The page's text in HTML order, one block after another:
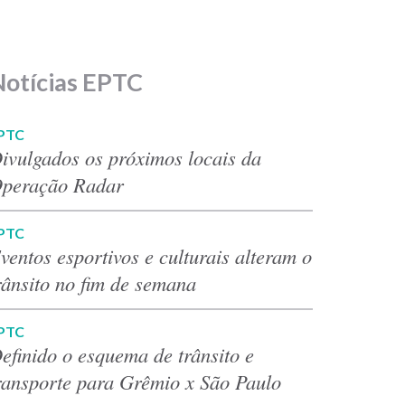
EPTC
os próximos locais da
Radar
esportivos e culturais alteram o
no fim de semana
o esquema de trânsito e
para Grêmio x São Paulo